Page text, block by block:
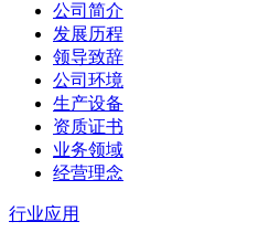
公司简介
发展历程
领导致辞
公司环境
生产设备
资质证书
业务领域
经营理念
行业应用